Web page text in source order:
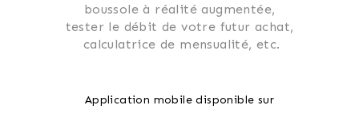
boussole à réalité augmentée,
tester le débit de votre futur achat,
calculatrice de mensualité, etc.
Application mobile disponible sur